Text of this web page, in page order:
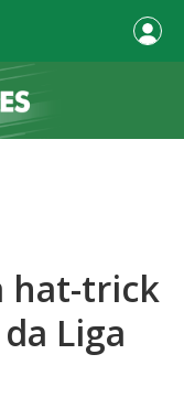
hat-trick
Liga